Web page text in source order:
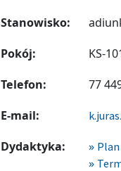
Stanowisko:
Pokój:
KS-
Telefon:
77
E-mail:
Dydaktyka: